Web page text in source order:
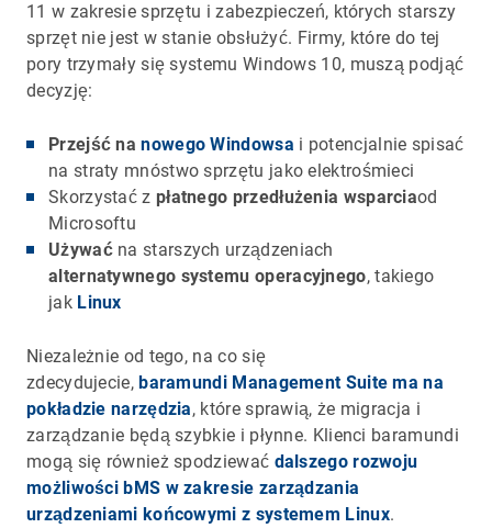
11 w zakresie sprzętu i zabezpieczeń, których starszy
sprzęt nie jest w stanie obsłużyć. Firmy, które do tej
pory trzymały się systemu Windows 10, muszą podjąć
decyzję:
Przejść na nowego Windowsa i potencjalnie spisać
na straty mnóstwo sprzętu jako elektrośmieci
Skorzystać z płatnego przedłużenia wsparciaod
Microsoftu
Używać na starszych urządzeniach
alternatywnego systemu operacyjnego, takiego
jak Linux
Niezależnie od tego, na co się
zdecydujecie,baramundi Management Suite ma na
pokładzie narzędzia, które sprawią, że migracja i
zarządzanie będą szybkie i płynne. Klienci baramundi
mogą się również spodziewać dalszego rozwoju
możliwości bMS w zakresie zarządzania
urządzeniami końcowymi z systemem Linux.